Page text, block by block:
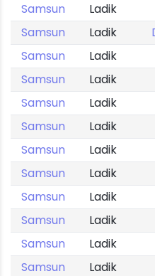
Samsun
Ladik
Samsun
Ladik
Samsun
Ladik
Samsun
Ladik
Samsun
Ladik
Samsun
Ladik
Samsun
Ladik
Samsun
Ladik
Samsun
Ladik
Samsun
Ladik
Samsun
Ladik
Samsun
Ladik